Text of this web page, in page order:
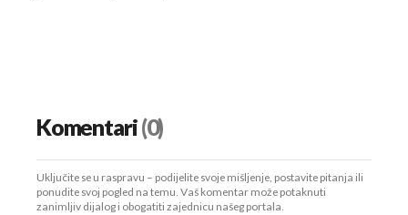
Komentari(0)
Uključite se u raspravu – podijelite svoje mišljenje, postavite pitanja ili
ponudite svoj pogled na temu. Vaš komentar može potaknuti
zanimljiv dijalog i obogatiti zajednicu našeg portala.